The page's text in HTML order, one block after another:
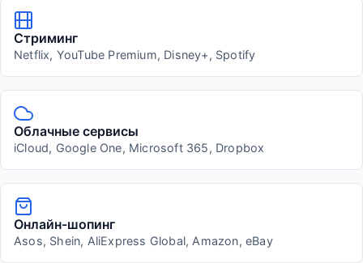
Стриминг
Netflix, YouTube Premium, Disney+, Spotify
Облачные сервисы
iCloud, Google One, Microsoft 365, Dropbox
Онлайн-шопинг
Asos, Shein, AliExpress Global, Amazon, eBay